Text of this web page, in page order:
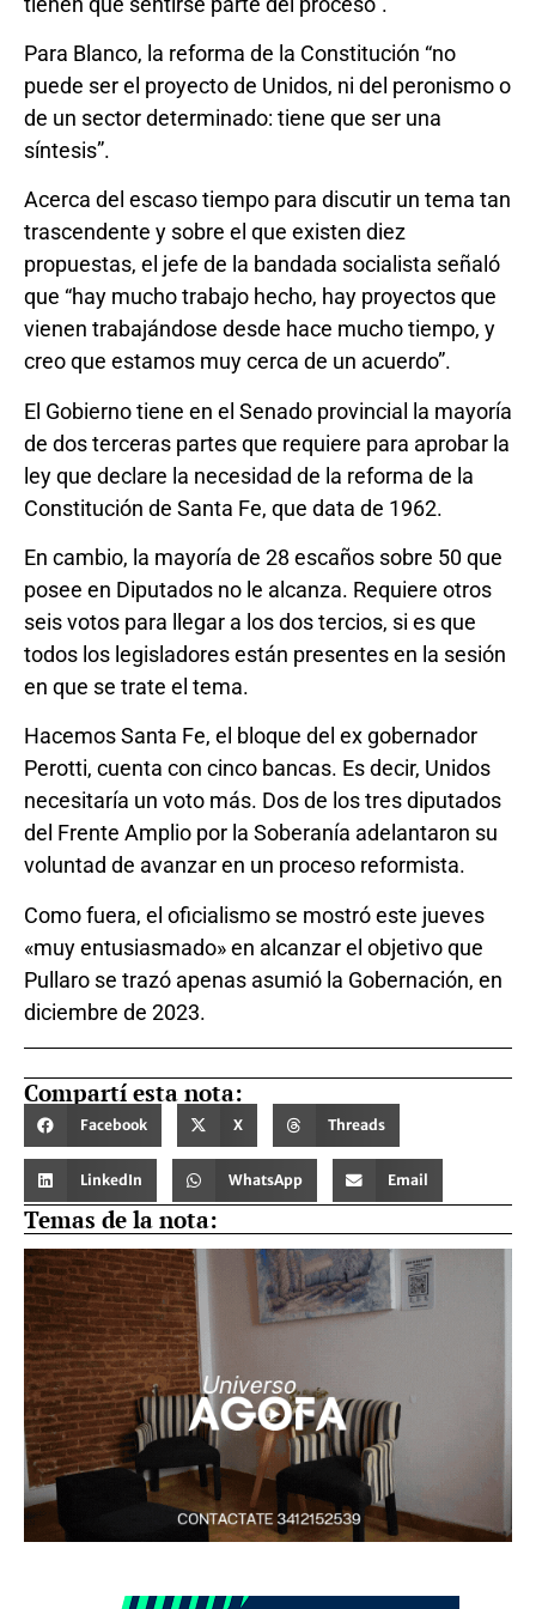
Para Blanco, la reforma de la Constitución “no
puede ser el proyecto de Unidos, ni del peronismo o
de un sector determinado: tiene que ser una
síntesis”.
Acerca del escaso tiempo para discutir un tema tan
trascendente y sobre el que existen diez
propuestas, el jefe de la bandada socialista señaló
que “hay mucho trabajo hecho, hay proyectos que
vienen trabajándose desde hace mucho tiempo, y
creo que estamos muy cerca de un acuerdo”.
El Gobierno tiene en el Senado provincial la mayoría
de dos terceras partes que requiere para aprobar la
ley que declare la necesidad de la reforma de la
Constitución de Santa Fe, que data de 1962.
En cambio, la mayoría de 28 escaños sobre 50 que
posee en Diputados no le alcanza. Requiere otros
seis votos para llegar a los dos tercios, si es que
todos los legisladores están presentes en la sesión
en que se trate el tema.
Hacemos Santa Fe, el bloque del ex gobernador
Perotti, cuenta con cinco bancas. Es decir, Unidos
necesitaría un voto más. Dos de los tres diputados
del Frente Amplio por la Soberanía adelantaron su
voluntad de avanzar en un proceso reformista.
Como fuera, el oficialismo se mostró este jueves
«muy entusiasmado» en alcanzar el objetivo que
Pullaro se trazó apenas asumió la Gobernación, en
diciembre de 2023.
Compartí esta nota:
Facebook X Threads
LinkedIn WhatsApp Email
Temas de la nota: